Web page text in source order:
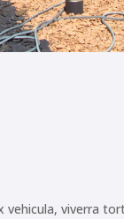
vehicula, viverra